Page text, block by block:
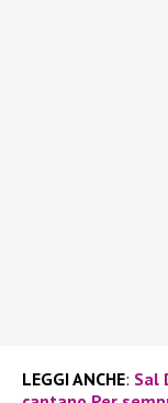
LEGGI ANCHE: Sal